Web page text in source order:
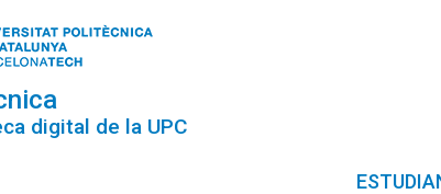
digital de la UPC